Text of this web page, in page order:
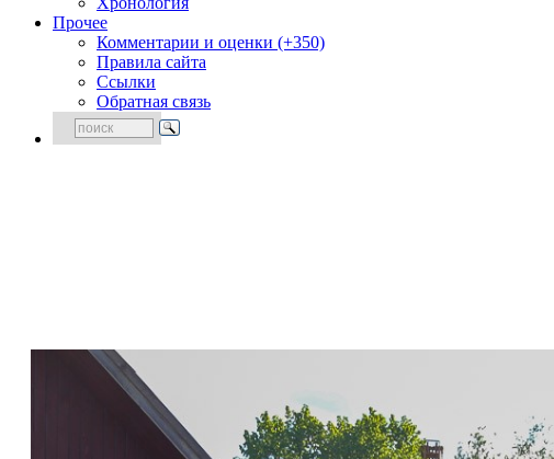
Прочее
Комментарии и оценки (+350)
Правила сайта
Ссылки
Обратная связь